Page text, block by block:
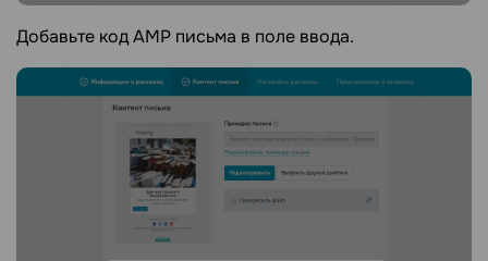
Добавьте код AMP письма в поле ввода.